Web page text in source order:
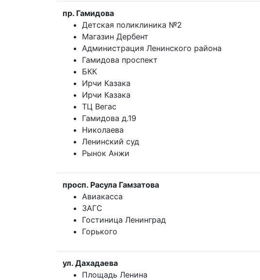
пр. Гамидова
Детская поликлиника №2
Магазин Дербент
Администрация Ленинского района
Гамидова проспект
БКК
Ирчи Казака
Ирчи Казака
ТЦ Вегас
Гамидова д.19
Николаева
Ленинский суд
Рынок Анжи
просп. Расула Гамзатова
Авиакасса
ЗАГС
Гостиница Ленинград
Горького
ул. Дахадаева
Площадь Ленина